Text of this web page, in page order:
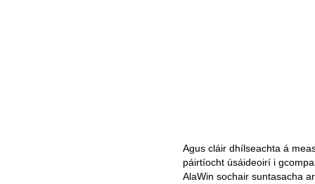
Agus cláir dhílseachta á
páirtíocht úsáideoirí i
AlaWin sochair suntasacha